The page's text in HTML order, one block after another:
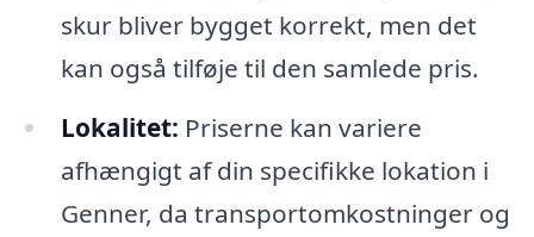
skur bliver bygget korrekt, men det
kan også tilføje til den samlede pris.
Lokalitet: Priserne kan variere
afhængigt af din specifikke lokation i
Genner, da transportomkostninger og